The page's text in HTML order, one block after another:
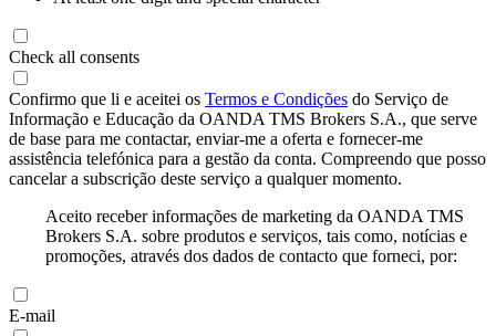
Check all consents
Confirmo que li e aceitei os Termos e Condições do Serviço de
Informação e Educação da OANDA TMS Brokers S.A., que serve
de base para me contactar, enviar-me a oferta e fornecer-me
assistência telefónica para a gestão da conta. Compreendo que posso
cancelar a subscrição deste serviço a qualquer momento.
Aceito receber informações de marketing da OANDA TMS
Brokers S.A. sobre produtos e serviços, tais como, notícias e
promoções, através dos dados de contacto que forneci, por:
E-mail